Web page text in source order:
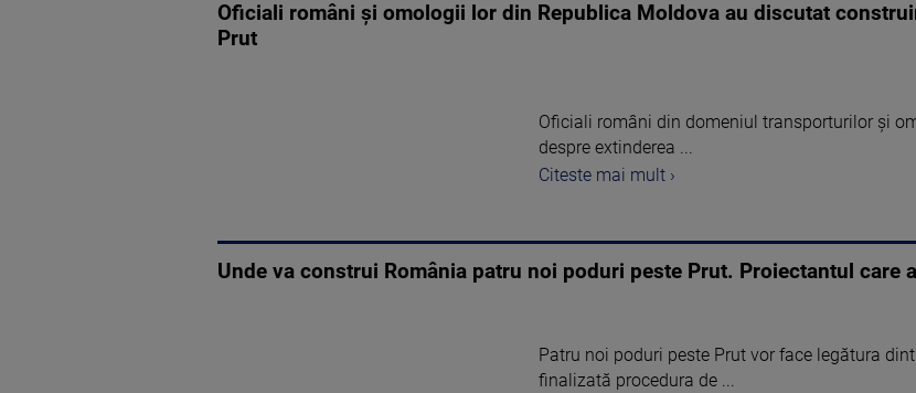
Oficiali români şi omologii lor din Republica Moldova au discutat
Prut
Oficiali români din domeniul transporturilor şi
despre extinderea ...
Citeste mai mult ›
Unde va construi România patru noi poduri peste Prut. Proiectantul care
Patru noi poduri peste Prut vor face legătura
finalizată procedura de ...